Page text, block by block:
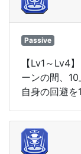
Passive
【Lv1～Lv4
ーンの間、
自身の回避